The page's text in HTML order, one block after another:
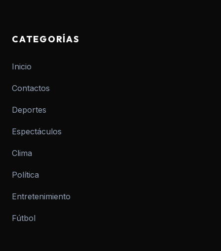
CATEGORÍAS
Inicio
Contactos
Deportes
Espectáculos
Clima
Política
Entretenimiento
Fútbol